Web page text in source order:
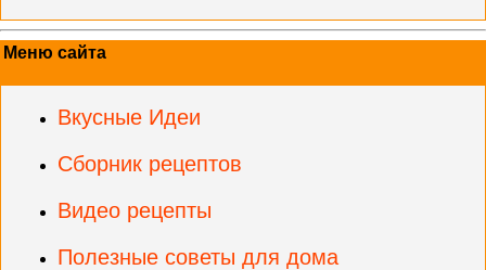
Меню сайта
Вкусные Идеи
Сборник рецептов
Видео рецепты
Полезные советы для дома